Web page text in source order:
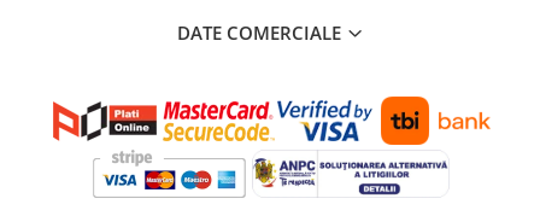
DATE COMERCIALE